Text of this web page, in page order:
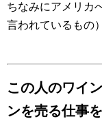
ちなみにアメリカ
言われているもの
この人のワイ
ンを売る仕事